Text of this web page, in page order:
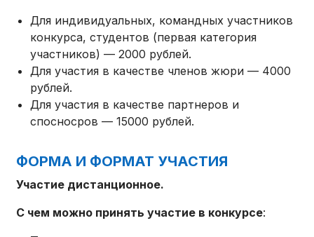
Для индивидуальных, командных участников
конкурса, студентов (первая категория
участников) — 2000 рублей.
Для участия в качестве членов жюри — 4000
рублей.
Для участия в качестве партнеров и
спосносров — 15000 рублей.
ФОРМА И ФОРМАТ УЧАСТИЯ
Участие дистанционное.
С чем можно принять участие в конкурсе: